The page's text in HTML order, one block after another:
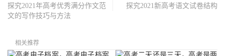
探究2021年高考优秀满分作文范
文的写作技巧与方法
探究2021新高考语文试卷结构
相关推荐